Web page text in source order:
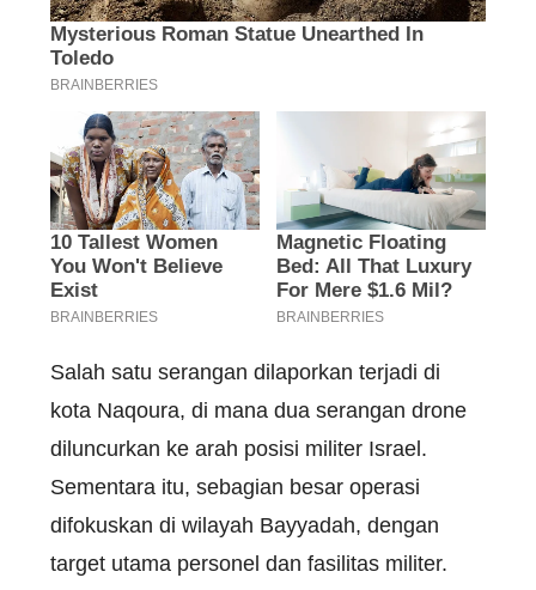
Salah satu serangan dilaporkan terjadi di
kota Naqoura, di mana dua serangan drone
diluncurkan ke arah posisi militer Israel.
Sementara itu, sebagian besar operasi
difokuskan di wilayah Bayyadah, dengan
target utama personel dan fasilitas militer.